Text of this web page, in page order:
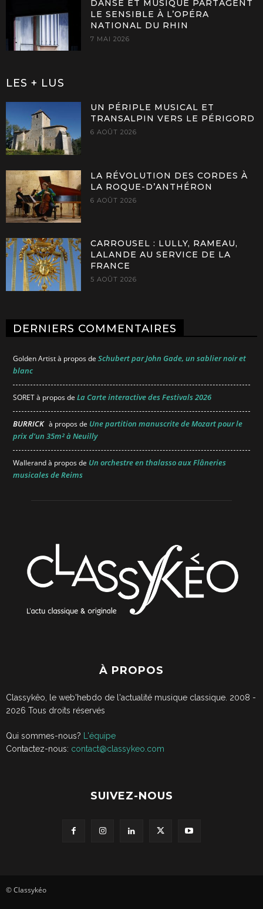
DANSE ET MUSIQUE PARTAGENT
LE SENSIBLE À L’OPÉRA
NATIONAL DU RHIN
7 MAI 2026
LES + LUS
UN PÉRIPLE MUSICAL ET
TRANSALPIN VERS LE PÉRIGORD
6 AOÛT 2026
LA RÉVOLUTION DES CORDES À
LA ROQUE-D’ANTHÉRON
6 AOÛT 2026
CARROUSEL : LULLY, RAMEAU,
LALANDE AU SERVICE DE LA
FRANCE
5 AOÛT 2026
DERNIERS COMMENTAIRES
Golden Artistà propos de Schubert par John Gade, un sablier noir et
blanc
SORETà propos de La Carte interactive des Festivals 2026
BURRICK à propos de Une partition manuscrite de Mozart pour le
prix d’un 35m² à Neuilly
Wallerandà propos de Un orchestre en thalasso aux Flâneries
musicales de Reims
À PROPOS
Classykêo, le web'hebdo de l'actualité musique classique. 2008 -
2026 Tous droits réservés
Qui sommes-nous? L'équipe
Contactez-nous: contact@classykeo.com
SUIVEZ-NOUS
© Classykéo